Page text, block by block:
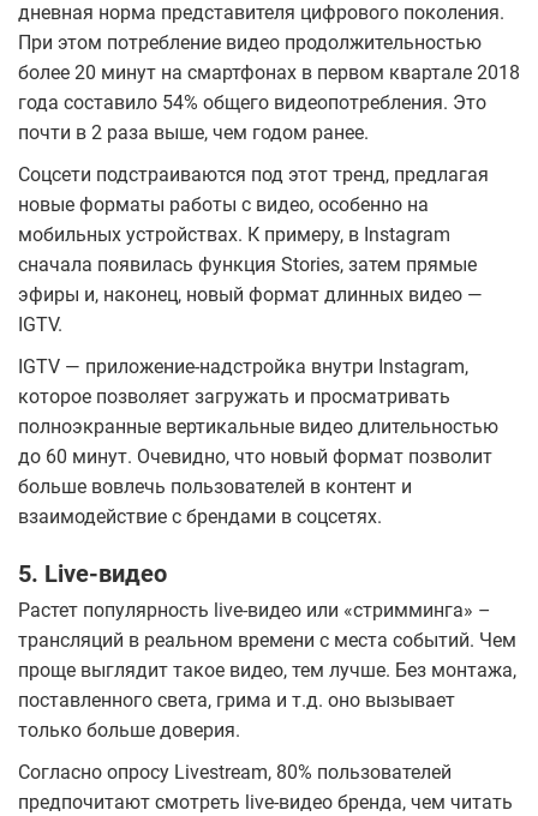
дневная норма представителя цифрового поколения.
При этом потребление видео продолжительностью
более 20 минут на смартфонах в первом квартале 2018
года составило 54% общего видеопотребления. Это
почти в 2 раза выше, чем годом ранее.
Соцсети подстраиваются под этот тренд, предлагая
новые форматы работы с видео, особенно на
мобильных устройствах. К примеру, в Instagram
сначала появилась функция Stories, затем прямые
эфиры и, наконец, новый формат длинных видео —
IGTV.
IGTV — приложение-надстройка внутри Instagram,
которое позволяет загружать и просматривать
полноэкранные вертикальные видео длительностью
до 60 минут. Очевидно, что новый формат позволит
больше вовлечь пользователей в контент и
взаимодействие с брендами в соцсетях.
5. Live-видео
Растет популярность live-видео или «стримминга» –
трансляций в реальном времени с места событий. Чем
проще выглядит такое видео, тем лучше. Без монтажа,
поставленного света, грима и т.д. оно вызывает
только больше доверия.
Согласно опросу Livestream, 80% пользователей
предпочитают смотреть live-видео бренда, чем читать